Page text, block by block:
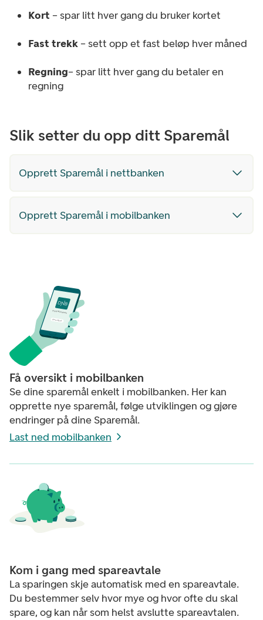
Kort – spar litt hver gang du bruker kortet
Fast trekk – sett opp et fast beløp hver måned
Regning– spar litt hver gang du betaler en
regning
Slik setter du opp ditt Sparemål
Opprett Sparemål i nettbanken
Opprett Sparemål i mobilbanken
DNBMobilbank
Download
Få oversikt i mobilbanken
Se dine sparemål enkelt i mobilbanken. Her kan
opprette nye sparemål, følge utviklingen og gjøre
endringer på dine Sparemål.
Last ned mobilbanken
Kom i gang med spareavtale
La sparingen skje automatisk med en spareavtale.
Du bestemmer selv hvor mye og hvor ofte du skal
spare, og kan når som helst avslutte spareavtalen.